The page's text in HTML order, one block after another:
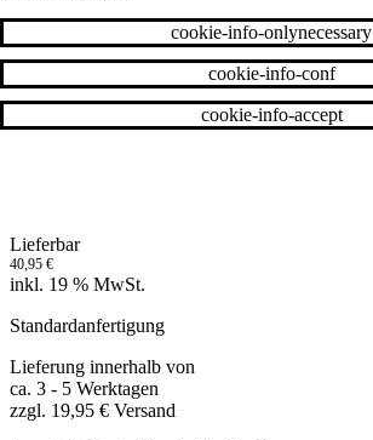
Lieferbar
40,95 €
inkl. 19 % MwSt.
Standardanfertigung
Lieferung innerhalb von
ca. 3 - 5 Werktagen
zzgl. 19,95 € Versand
cookie-info-accept
cookie-info-conf
cookie-info-onlynecessary